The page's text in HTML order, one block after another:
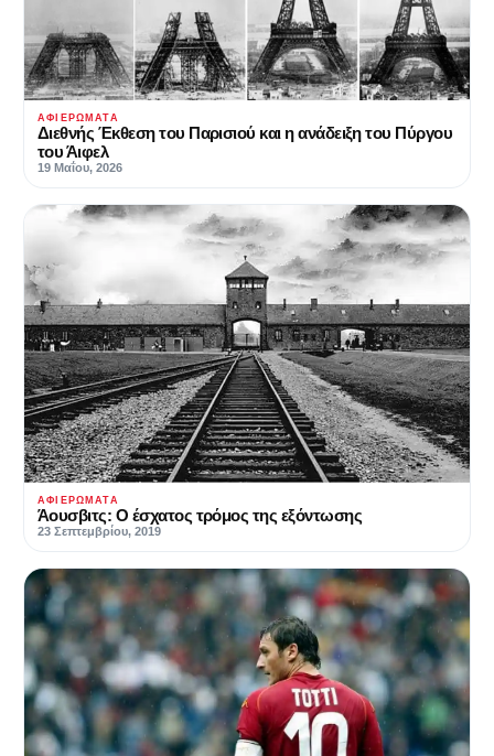
ΑΦΙΕΡΏΜΑΤΑ
Διεθνής Έκθεση του Παρισιού και η ανάδειξη του Πύργου
του Άιφελ
19 Μαΐου, 2026
ΑΦΙΕΡΏΜΑΤΑ
Άουσβιτς: Ο έσχατος τρόμος της εξόντωσης
23 Σεπτεμβρίου, 2019